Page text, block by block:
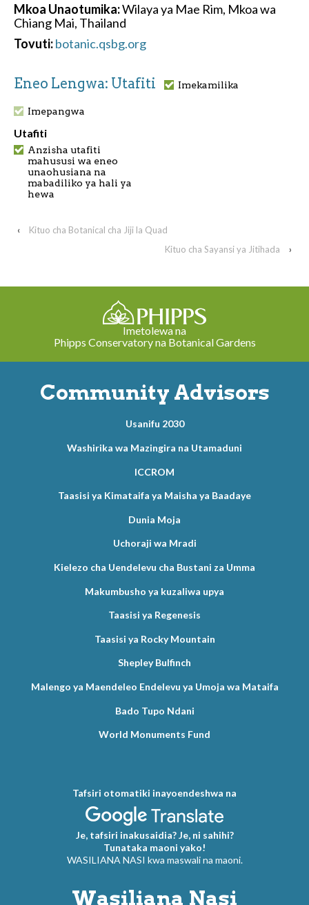
Mkoa Unaotumika:Wilaya ya Mae Rim, Mkoa wa
Chiang Mai, Thailand
Tovuti:botanic.qsbg.org
Eneo Lengwa: Utafiti Imekamilika
Imepangwa
Utafiti
Anzisha utafiti
mahususi wa eneo
unaohusiana na
mabadiliko ya hali ya
hewa
‹
Kituo cha Botanical cha Jiji la Quad
Kituo cha Sayansi ya Jitihada
›
Imetolewa na
Phipps Conservatory na Botanical Gardens
Community Advisors
Usanifu 2030
Washirika wa Mazingira na Utamaduni
ICCROM
Taasisi ya Kimataifa ya Maisha ya Baadaye
Dunia Moja
Uchoraji wa Mradi
Kielezo cha Uendelevu cha Bustani za Umma
Makumbusho ya kuzaliwa upya
Taasisi ya Regenesis
Taasisi ya Rocky Mountain
Shepley Bulfinch
Malengo ya Maendeleo Endelevu ya Umoja wa Mataifa
Bado Tupo Ndani
World Monuments Fund
Tafsiri otomatiki inayoendeshwa na
Je, tafsiri inakusaidia? Je, ni sahihi?
Tunataka maoni yako!
WASILIANA NASI kwa maswali na maoni.
Wasiliana Nasi